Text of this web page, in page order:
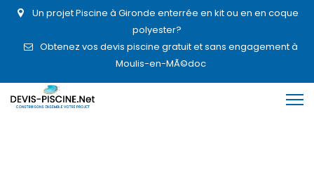
Un projet Piscine à Gironde enterrée en kit ou en en coque
polyester?
Obtenez vos devis piscine gratuit et sans engagement à
Moulis-en-MÃ©doc